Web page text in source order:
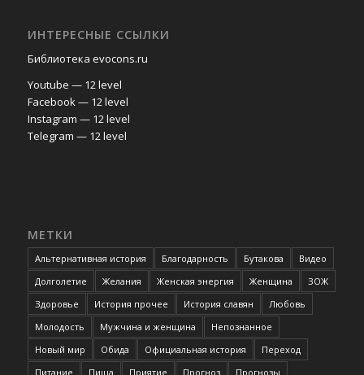
ИНТЕРЕСНЫЕ ССЫЛКИ
Библиотека evocons.ru
Youtube — 12 level
Facebook — 12 level
Instagram — 12 level
Telegram — 12 level
МЕТКИ
Альтернативная история Благодарность Бутакова
Видео
Долголетие
Желания Женская энергия Женщина
ЗОЖ
Здоровье
История прочее История славян
Любовь
Молодость
Мужчина и женщина
Непознанное
Новый мир
Обида Официальная история
Переход
Питание
Пища Приятие Прогноз
Прогнозы